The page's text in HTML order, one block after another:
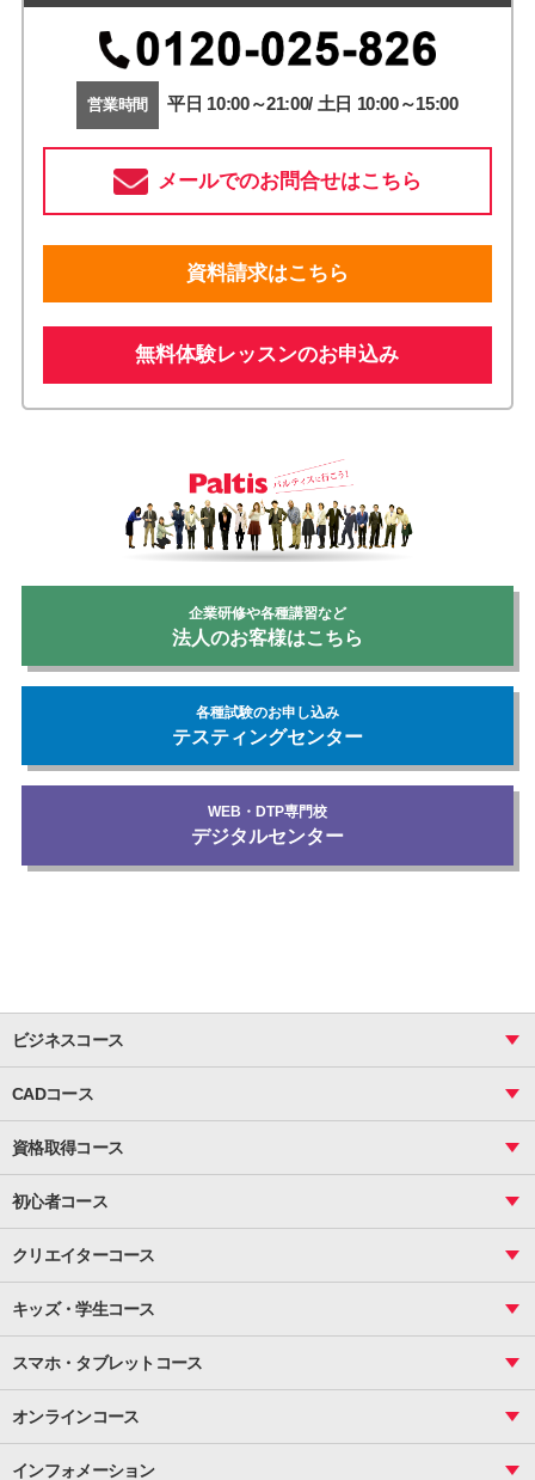
営業時間 平日 10:00～21:00/ 土日 10:00～15:00
メールでのお問合せはこちら
資料請求はこちら
無料体験レッスンのお申込み
企業研修や各種講習など
法人のお客様はこちら
各種試験のお申し込み
テスティングセンター
WEB・DTP専門校
デジタルセンター
ビジネスコース
関数
ピボットテーブル
マクロ
資料作成（基礎）
資料作成（応用）
プレゼンスキル
Word
文書作成（応用）
文書作成（デザイン活用）
CADコース
図面作成（基礎）
図面作成（応用）
資格取得コース
VBAエキスパート
ビジネス統計
CS
サーティファイ
初心者コース
案内文書・レター・はがき・POP作成
インターネット活用
メール活用
クリエイターコース
基礎
応用
Illustrator
基礎
応用
HTML/CSS
InDesign
キッズ・学生コース
プライマリー（年長～小２）
スタンダード（小３～小６）
マインクラフト（年長～小６）
パソコンコース
スマホ・タブレットコース
初めてのLINE
初めてのInstagram
オンラインコース
インフォメーション